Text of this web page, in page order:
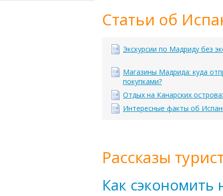
Статьи об
Экскурсии по Мадриду без
Магазины Мадрида: куда
покупками?
Отдых на Канарских
Интересные факты об
Рассказы
Как сэкономить